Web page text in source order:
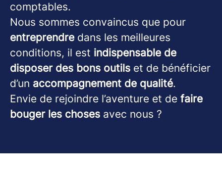
comptables.
Nous sommes convaincus que pour
entreprendre dans les meilleures
conditions, il est indispensable de
disposer des bons outils et de bénéficier
d’un accompagnement de qualité.
Envie de rejoindre l’aventure et de faire
bouger les choses avec nous ?